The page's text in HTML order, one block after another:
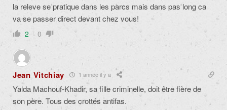
la releve se pratique dans les parcs mais dans pas long ca
va se passer direct devant chez vous!
2 0
Jean Vitchiay 1 année il y a
Yalda Machouf-Khadir, sa fille criminelle, doit être fière de
son père. Tous des crottés antifas.